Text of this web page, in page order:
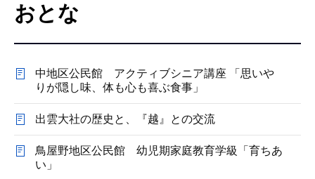
おとな
中地区公民館 アクティブシニア講座 「思いや
りが隠し味、体も心も喜ぶ食事」
出雲大社の歴史と、『越』との交流
鳥屋野地区公民館 幼児期家庭教育学級「育ちあ
い」